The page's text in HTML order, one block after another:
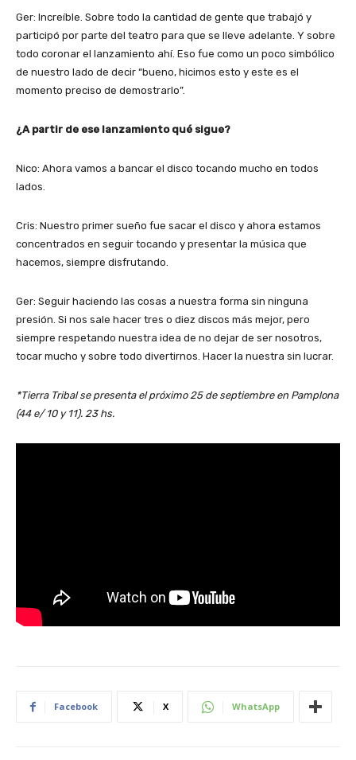
Ger: Increíble. Sobre todo la cantidad de gente que trabajó y
participó por parte del teatro para que se lleve adelante. Y sobre
todo coronar el lanzamiento ahí. Eso fue como un poco simbólico
de nuestro lado de decir “bueno, hicimos esto y este es el
momento preciso de demostrarlo”.
¿A partir de ese lanzamiento qué sigue?
Nico: Ahora vamos a bancar el disco tocando mucho en todos
lados.
Cris: Nuestro primer sueño fue sacar el disco y ahora estamos
concentrados en seguir tocando y presentar la música que
hacemos, siempre disfrutando.
Ger: Seguir haciendo las cosas a nuestra forma sin ninguna
presión. Si nos sale hacer tres o diez discos más mejor, pero
siempre respetando nuestra idea de no dejar de ser nosotros,
tocar mucho y sobre todo divertirnos. Hacer la nuestra sin lucrar.
*Tierra Tribal se presenta el próximo 25 de septiembre en Pamplona
(44 e/ 10 y 11). 23 hs.
Facebook X WhatsApp